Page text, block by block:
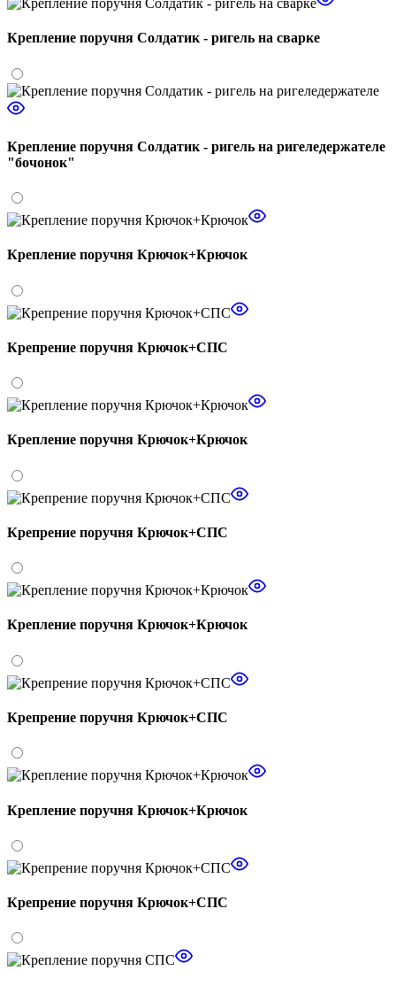
Крепление поручня Солдатик - ригель на сварке
Крепление поручня Солдатик - ригель на ригеледержателе
"бочонок"
Крепление поручня Крючок+Крючок
Крепрение поручня Крючок+СПС
Крепление поручня Крючок+Крючок
Крепрение поручня Крючок+СПС
Крепление поручня Крючок+Крючок
Крепрение поручня Крючок+СПС
Крепление поручня Крючок+Крючок
Крепрение поручня Крючок+СПС